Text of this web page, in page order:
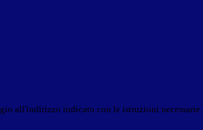
all'indirizzo indicato con le istruzioni necessarie.